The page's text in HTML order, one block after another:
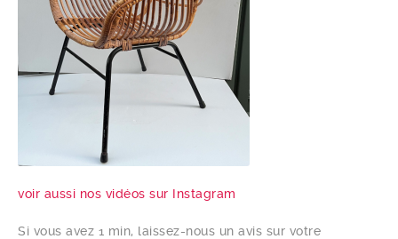
voir aussi nos vidéos sur Instagram
Si vous avez 1 min, laissez-nous un avis sur votre